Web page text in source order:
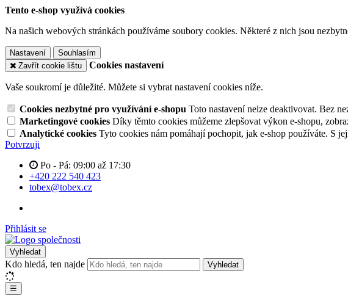
Tento e-shop využívá cookies
Na našich webových stránkách používáme soubory cookies. Některé z nich jsou
Nastavení
Souhlasím
Zavřít cookie lištu
Cookies nastavení
Vaše soukromí je důležité. Můžete si vybrat nastavení cookies níže.
Cookies nezbytné pro využívání e-shopu Toto nastavení nelze deaktivovat. Bez
Marketingové cookies Díky těmto cookies můžeme zlepšovat výkon e-shopu,
Analytické cookies Tyto cookies nám pomáhají pochopit, jak e-shop používáte. S
Potvrzuji
Po - Pá: 09:00 až 17:30
+420 222 540 423
tobex@tobex.cz
Přihlásit se
Vyhledat
Kdo hledá, ten najde Vyhledat
☰